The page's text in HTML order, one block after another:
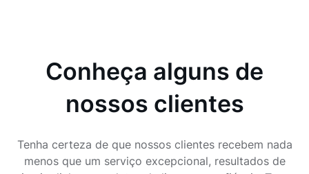
Conheça alguns de
nossos clientes
Tenha certeza de que nossos clientes recebem nada
menos que um serviço excepcional, resultados de